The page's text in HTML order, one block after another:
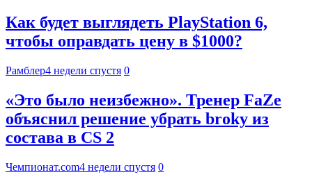
Как будет выглядеть PlayStation 6,
чтобы оправдать цену в $1000?
Рамблер4 недели спустя 0
«Это было неизбежно». Тренер FaZe
объяснил решение убрать broky из
состава в CS 2
Чемпионат.com4 недели спустя 0